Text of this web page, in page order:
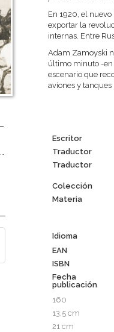
En 1920, el
exportar la
internas. Entre
Adam Zamoyski
último minuto -en
escenario que
aviones y
Escritor
Traductor
Traductor
Colección
Materia
Idioma
EAN
ISBN
Fecha
publicación
160
13,5 cm
21 cm